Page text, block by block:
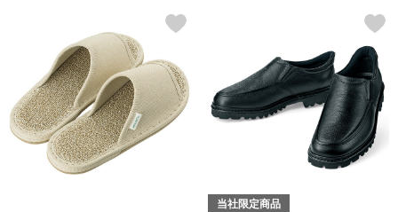
アクセサリー
ン雑貨
その他
シューズ
スリップオン
当社限定商品